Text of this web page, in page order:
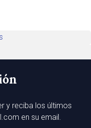
y reciba los últimos
en su email.